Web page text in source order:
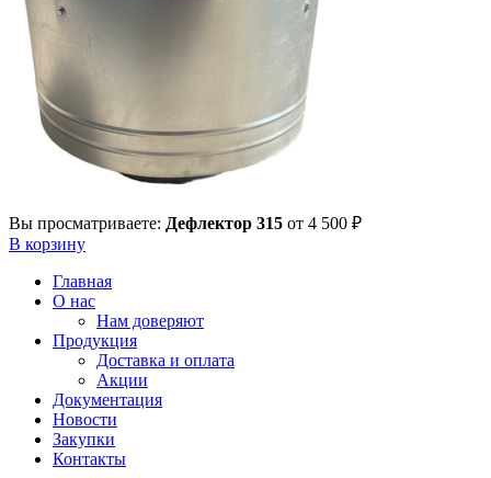
Вы просматриваете: Дефлектор 315 от 4 500 ₽
В корзину
Главная
О нас
Нам доверяют
Продукция
Доставка и оплата
Акции
Документация
Новости
Закупки
Контакты